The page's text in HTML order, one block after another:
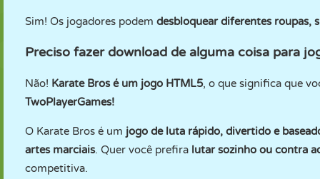
Sim! Os jogadores podem desbloquear diferentes roupas,
Preciso fazer download de alguma coisa para
Não! Karate Bros é um jogo HTML5, o que significa que
TwoPlayerGames!
O Karate Bros é um jogo de luta rápido, divertido e
artes marciais. Quer você prefira lutar sozinho ou contra
competitiva.